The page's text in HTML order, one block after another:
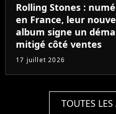
Rolling Stones :
en France, leur
album signe un
mitigé côté ventes
17 juillet 2026
TOUTES